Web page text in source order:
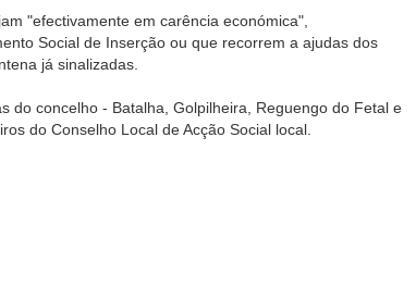
"efectivamente em carência económica",
Social de Inserção ou que recorrem a ajudas dos
já sinalizadas.
do concelho - Batalha, Golpilheira, Reguengo do Fetal e
do Conselho Local de Acção Social local.